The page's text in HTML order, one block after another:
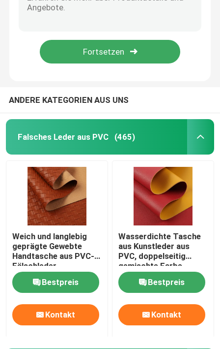
Gewebe aus Silikonleder
ANDERE KATEGORIEN AUS UNS
Falsches Leder aus PVC (465)
Weich und langlebig
geprägte Gewebte
Handtasche aus PVC-
Fälschleder
Bestpreis
Kontakt
Wasserdichte Tasche
aus Kunstleder aus
PVC, doppelseitig
gemischte Farbe
Bestpreis
Kontakt